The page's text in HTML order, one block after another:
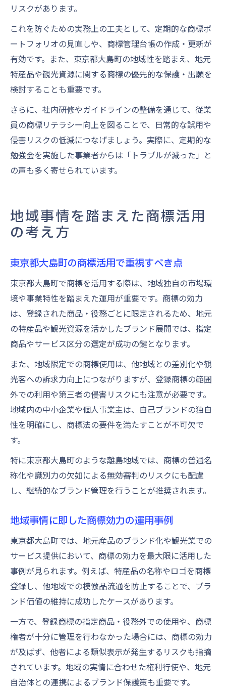
リスクがあります。
これを防ぐための実務上の工夫として、定期的な商標ポ
ートフォリオの見直しや、商標管理台帳の作成・更新が
有効です。また、東京都大島町の地域性を踏まえ、地元
特産品や観光資源に関する商標の優先的な保護・出願を
検討することも重要です。
さらに、社内研修やガイドラインの整備を通じて、従業
員の商標リテラシー向上を図ることで、日常的な誤用や
侵害リスクの低減につなげましょう。実際に、定期的な
勉強会を実施した事業者からは「トラブルが減った」と
の声も多く寄せられています。
地域事情を踏まえた商標活用
の考え方
東京都大島町の商標活用で重視すべき点
東京都大島町で商標を活用する際は、地域独自の市場環
境や事業特性を踏まえた運用が重要です。商標の効力
は、登録された商品・役務ごとに限定されるため、地元
の特産品や観光資源を活かしたブランド展開では、指定
商品やサービス区分の選定が成功の鍵となります。
また、地域限定での商標使用は、他地域との差別化や観
光客への訴求力向上につながりますが、登録商標の範囲
外での利用や第三者の侵害リスクにも注意が必要です。
地域内の中小企業や個人事業主は、自己ブランドの独自
性を明確にし、商標法の要件を満たすことが不可欠で
す。
特に東京都大島町のような離島地域では、商標の普通名
称化や識別力の欠如による無効審判のリスクにも配慮
し、継続的なブランド管理を行うことが推奨されます。
地域事情に即した商標効力の運用事例
東京都大島町では、地元産品のブランド化や観光業での
サービス提供において、商標の効力を最大限に活用した
事例が見られます。例えば、特産品の名称やロゴを商標
登録し、他地域での模倣品流通を防止することで、ブラ
ンド価値の維持に成功したケースがあります。
一方で、登録商標の指定商品・役務外での使用や、商標
権者が十分に管理を行わなかった場合には、商標の効力
が及ばず、他者による類似表示が発生するリスクも指摘
されています。地域の実情に合わせた権利行使や、地元
自治体との連携によるブランド保護策も重要です。